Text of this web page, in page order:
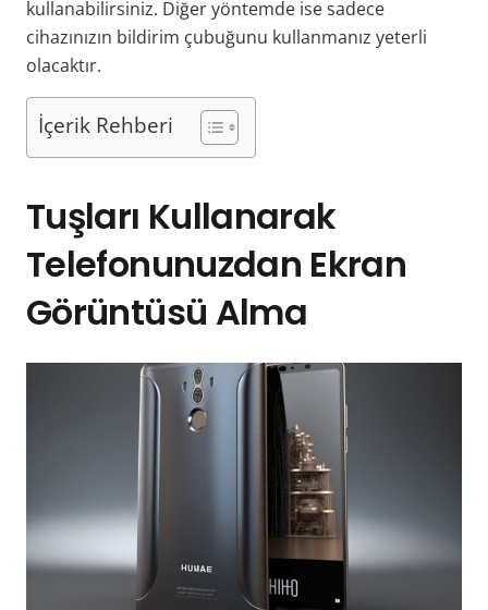
kullanabilirsiniz. Diğer yöntemde ise sadece
cihazınızın bildirim çubuğunu kullanmanız yeterli
olacaktır.
İçerik Rehberi
Tuşları Kullanarak
Telefonunuzdan Ekran
Görüntüsü Alma